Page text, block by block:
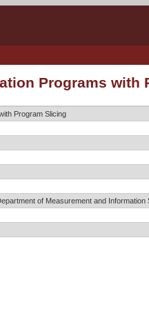
Programs with
Program Slicing
of Measurement and Information